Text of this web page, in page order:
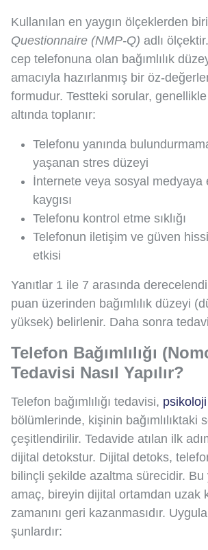
Kullanılan en yaygın ölçeklerden biri
Questionnaire (NMP-Q) adlı
cep telefonuna olan bağımlılık
amacıyla hazırlanmış bir öz-
formudur. Testteki sorular,
altında toplanır:
Telefonu yanında
yaşanan stres düzeyi
İnternete veya sosyal medyaya
kaygısı
Telefonu kontrol etme sıklığı
Telefonun iletişim ve güven
etkisi
Yanıtlar 1 ile 7 arasında
puan üzerinden bağımlılık düzeyi
yüksek) belirlenir. Daha sonra
Telefon Bağımlılığı
Tedavisi Nasıl Yapılır?
Telefon bağımlılığı tedavisi, psikoloji
bölümlerinde, kişinin bağımlılıktaki
çeşitlendirilir. Tedavide atılan ilk
dijital detokstur. Dijital detoks,
bilinçli şekilde azaltma sürecidir. Bu
amaç, bireyin dijital ortamdan uzak
zamanını geri kazanmasıdır.
şunlardır: